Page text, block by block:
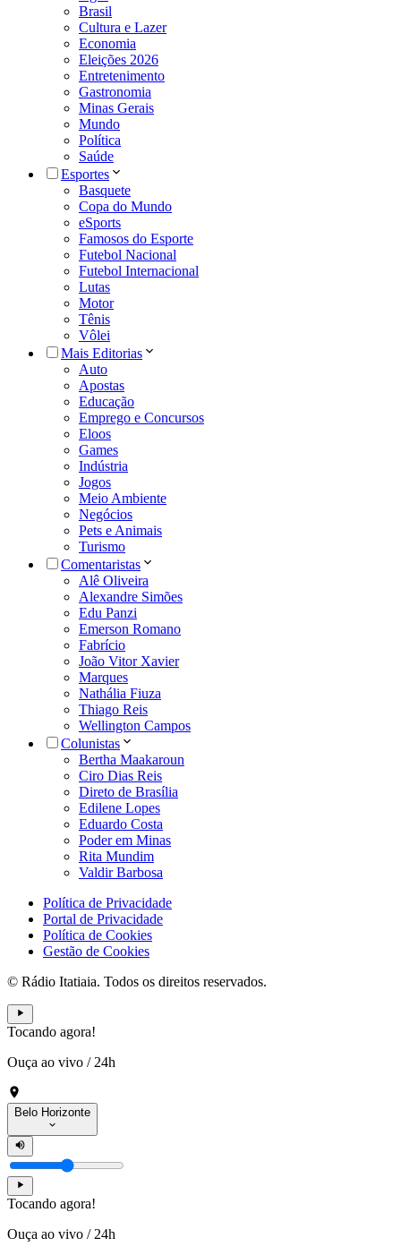
Brasil
Cultura e Lazer
Economia
Eleições 2026
Entretenimento
Gastronomia
Minas Gerais
Mundo
Política
Saúde
Esportes
Basquete
Copa do Mundo
eSports
Famosos do Esporte
Futebol Nacional
Futebol Internacional
Lutas
Motor
Tênis
Vôlei
Mais Editorias
Auto
Apostas
Educação
Emprego e Concursos
Eloos
Games
Indústria
Jogos
Meio Ambiente
Negócios
Pets e Animais
Turismo
Comentaristas
Alê Oliveira
Alexandre Simões
Edu Panzi
Emerson Romano
Fabrício
João Vitor Xavier
Marques
Nathália Fiuza
Thiago Reis
Wellington Campos
Colunistas
Bertha Maakaroun
Ciro Dias Reis
Direto de Brasília
Edilene Lopes
Eduardo Costa
Poder em Minas
Rita Mundim
Valdir Barbosa
Política de Privacidade
Portal de Privacidade
Política de Cookies
Gestão de Cookies
© Rádio Itatiaia. Todos os direitos reservados.
Tocando agora!
Ouça ao vivo / 24h
Belo Horizonte
Tocando agora!
Ouça ao vivo / 24h